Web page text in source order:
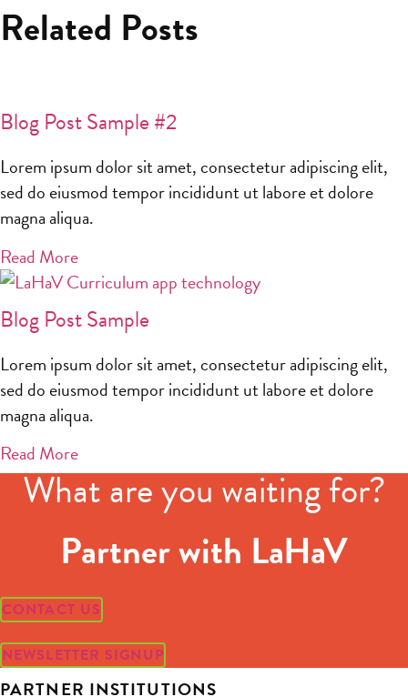
Related Posts
Blog Post Sample #2
Lorem ipsum dolor sit amet, consectetur adipiscing elit,
sed do eiusmod tempor incididunt ut labore et dolore
magna aliqua.
Read More
Blog Post Sample
Lorem ipsum dolor sit amet, consectetur adipiscing elit,
sed do eiusmod tempor incididunt ut labore et dolore
magna aliqua.
Read More
What are you waiting for?
Partner with LaHaV
CONTACT US
NEWSLETTER SIGNUP
PARTNER INSTITUTIONS